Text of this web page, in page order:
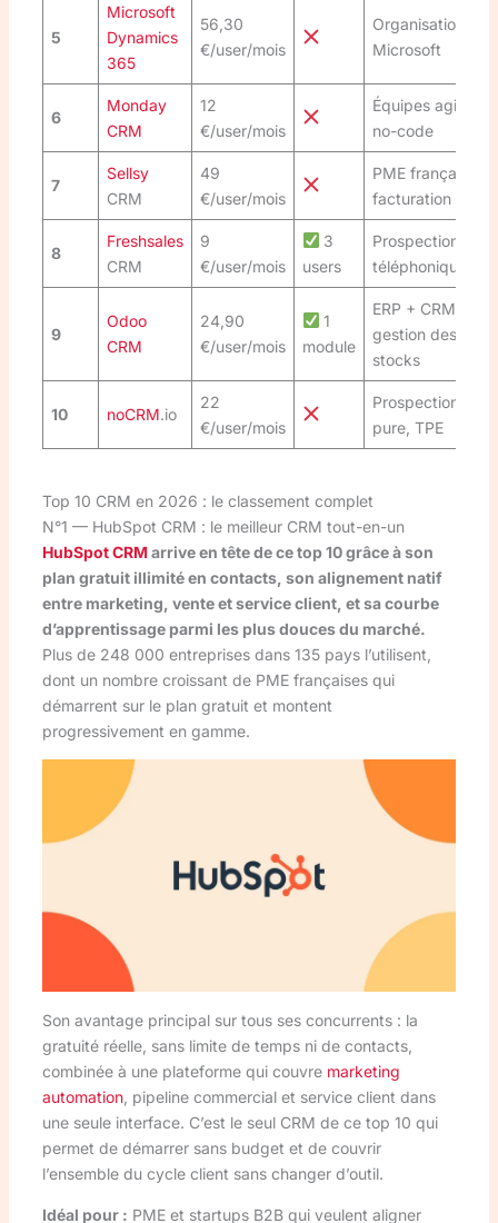
5
Microsoft
Dynamics
365
56,30
€/user/mois
Organisations
Microsoft
6
Monday
CRM
12
€/user/mois
Équipes agiles,
no-code
7
Sellsy
CRM
49
€/user/mois
PME françaises,
facturation
8
Freshsales
CRM
9
€/user/mois
3
users
Prospection
téléphonique
9
Odoo
CRM
24,90
€/user/mois
1
module
ERP + CRM,
gestion des
stocks
10 noCRM.io
22
€/user/mois
Prospection
pure, TPE
Top 10 CRM en 2026 : le classement complet
N°1 — HubSpot CRM : le meilleur CRM tout-en-un
HubSpot CRMarrive en tête de ce top 10 grâce à son
plan gratuit illimité en contacts, son alignement natif
entre marketing, vente et service client, et sa courbe
d’apprentissage parmi les plus douces du marché.
Plus de 248 000 entreprises dans 135 pays l’utilisent,
dont un nombre croissant de PME françaises qui
démarrent sur le plan gratuit et montent
progressivement en gamme.
Son avantage principal sur tous ses concurrents : la
gratuité réelle, sans limite de temps ni de contacts,
combinée à une plateforme qui couvre marketing
automation, pipeline commercial et service client dans
une seule interface. C’est le seul CRM de ce top 10 qui
permet de démarrer sans budget et de couvrir
l’ensemble du cycle client sans changer d’outil.
Idéal pour : PME et startups B2B qui veulent aligner